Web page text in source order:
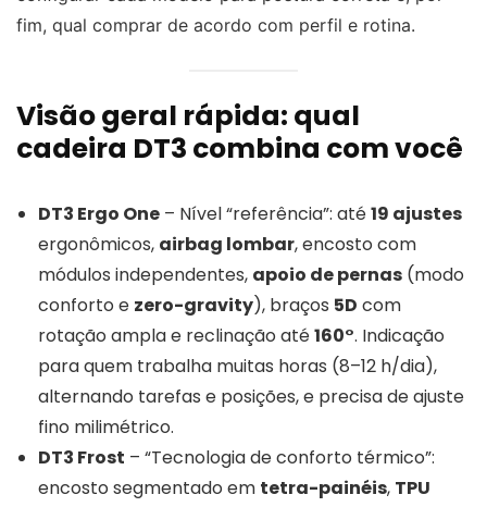
fim, qual comprar de acordo com perfil e rotina.
Visão geral rápida: qual
cadeira DT3 combina com você
DT3 Ergo One – Nível “referência”: até19 ajustes
ergonômicos, airbag lombar, encosto com
módulos independentes, apoio de pernas (modo
conforto e zero-gravity), braços 5D com
rotação ampla e reclinação até160°. Indicação
para quem trabalha muitas horas (8–12 h/dia),
alternando tarefas e posições, e precisa de ajuste
fino milimétrico.
DT3 Frost – “Tecnologia de conforto térmico”:
encosto segmentado em tetra-painéis, TPU